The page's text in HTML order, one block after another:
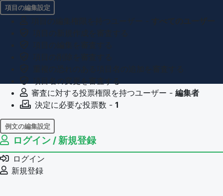
項目の編集設定
審査に対する投票権限を持つユーザー - 編集者
決定に必要な投票数 - 1
例文の編集設定
例文の編集権限を持つユーザー -
例文の削除を審査する
審査に対する投票権限を持つユーザー -
決定に必要な投票数 -
ログイン / 新規登録
ログイン
新規登録